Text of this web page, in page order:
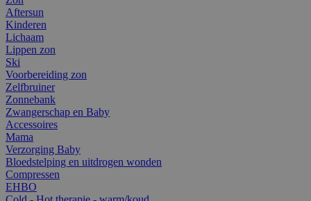
Aftersun
Kinderen
Lichaam
Lippen zon
Ski
Voorbereiding zon
Zelfbruiner
Zonnebank
Zwangerschap en Baby
Accessoires
Mama
Verzorging Baby
Bloedstelping en uitdrogen wonden
Compressen
EHBO